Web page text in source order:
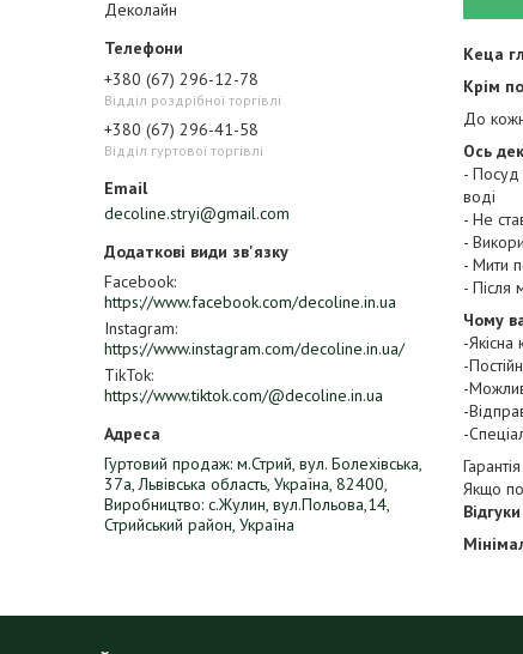
Деколайн
+380 (67) 296-12-78
Відділ роздрібної торгівлі
+380 (67) 296-41-58
Відділ гуртової торгівлі
decoline.stryi@gmail.com
Facebook
https://www.facebook.com/decoline.in.ua
Instagram
https://www.instagram.com/decoline.in.ua/
TikTok
https://www.tiktok.com/@decoline.in.ua
Гуртовий продаж: м.Стрий, вул. Болехівська,
37а, Львівська область, Україна, 82400,
Виробництво: с.Жулин, вул.Польова,14,
Стрийський район, Україна
Кеца
Крім
До
Ось
- Посуд
воді
- Не
-
- Мити
- Після
Чому
-
-
-
-
-
Якщо